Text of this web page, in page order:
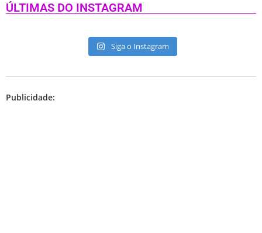
ÚLTIMAS DO INSTAGRAM
Siga o Instagram
Publicidade: